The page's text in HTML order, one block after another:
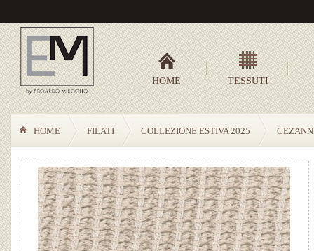
HOME TESSUTI
HOME FILATI COLLEZIONE ESTIVA 2025